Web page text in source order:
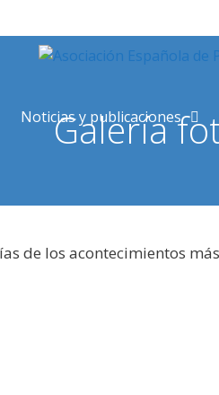
Noticias y publicaciones
Galería
de los acontecimientos